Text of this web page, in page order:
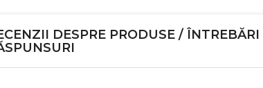
DESPRE PRODUSE / ÎNTREBĂRI